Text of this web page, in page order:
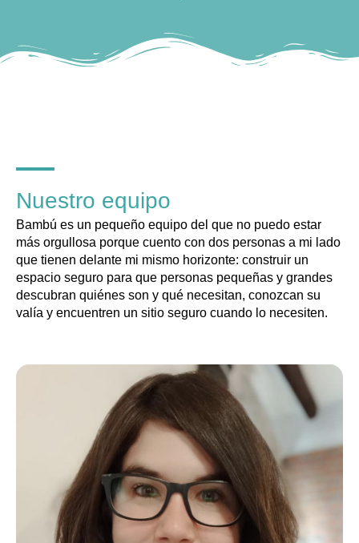
Nuestro equipo
Bambú es un pequeño equipo del que no puedo estar
más orgullosa porque cuento con dos personas a mi lado
que tienen delante mi mismo horizonte: construir un
espacio seguro para que personas pequeñas y grandes
descubran quiénes son y qué necesitan, conozcan su
valía y encuentren un sitio seguro cuando lo necesiten.